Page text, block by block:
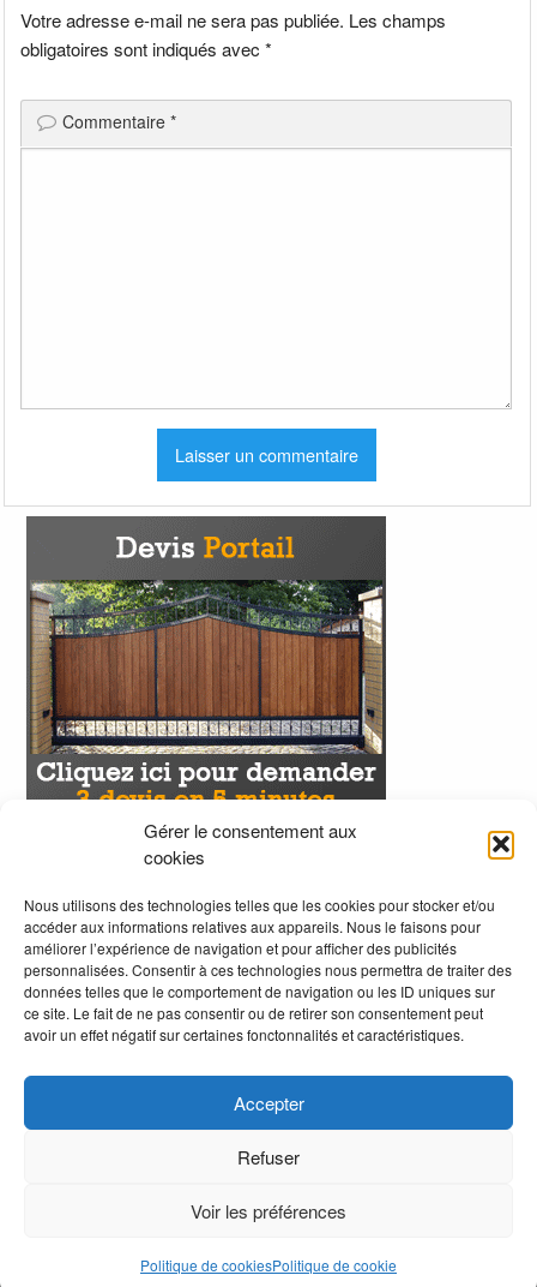
Gérer le consentement aux
cookies
Nous utilisons des technologies telles que les cookies pour stocker et/ou
accéder aux informations relatives aux appareils. Nous le faisons pour
améliorer l’expérience de navigation et pour afficher des publicités
personnalisées. Consentir à ces technologies nous permettra de traiter des
données telles que le comportement de navigation ou les ID uniques sur
ce site. Le fait de ne pas consentir ou de retirer son consentement peut
avoir un effet négatif sur certaines fonctonnalités et caractéristiques.
Accepter
Refuser
Voir les préférences
Politique de cookiesPolitique de cookie
Votre adresse e-mail ne sera pas publiée. Les champs
obligatoires sont indiqués avec*
Commentaire*